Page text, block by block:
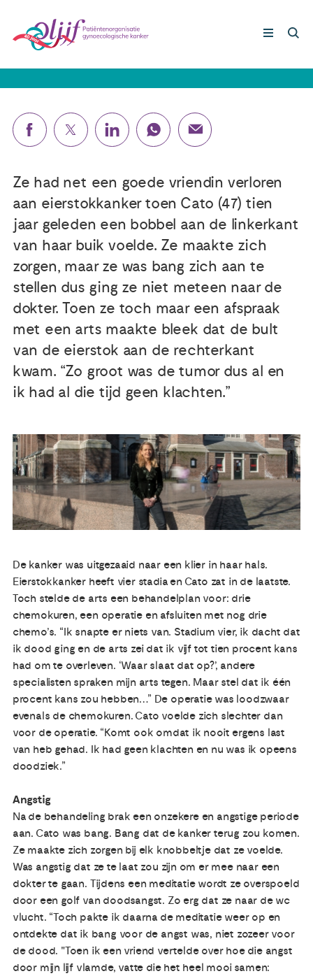
Nieuws
Agenda
Publicaties
Ervaringsdeskundigheid
Contact
Lotgenoten
Leven met/na kanker
Steun ons
Cato (47): ‘Eierstokkanker stadium
vier. Ik ga dus dood, dacht ik.’
Ze had net een goede vriendin verloren
aan eierstokkanker toen Cato (47) tien
jaar geleden een bobbel aan de linkerkant
van haar buik voelde. Ze maakte zich
zorgen, maar ze was bang zich aan te
stellen dus ging ze niet meteen naar de
dokter. Toen ze toch maar een afspraak
met een arts maakte bleek dat de bult
van de eierstok aan de rechterkant
kwam. “Zo groot was de tumor dus al en
ik had al die tijd geen klachten.”
De kanker was uitgezaaid naar een klier in haar hals.
Eierstokkanker heeft vier stadia en Cato zat in de laatste.
Toch stelde de arts een behandelplan voor: drie
chemokuren, een operatie en afsluiten met nog drie
chemo’s. “Ik snapte er niets van. Stadium vier, ik dacht dat
ik dood ging en de arts zei dat ik vijf tot tien procent kans
had om te overleven. ‘Waar slaat dat op?’, andere
specialisten spraken mijn arts tegen. Maar stel dat ik één
procent kans zou hebben…” De operatie was loodzwaar
evenals de chemokuren. Cato voelde zich slechter dan
voor de operatie. “Komt ook omdat ik nooit ergens last
van heb gehad. Ik had geen klachten en nu was ik opeens
doodziek.”
Angstig
Na de behandeling brak een onzekere en angstige periode
aan. Cato was bang. Bang dat de kanker terug zou komen.
Ze maakte zich zorgen bij elk knobbeltje dat ze voelde.
Was angstig dat ze te laat zou zijn om er mee naar een
dokter te gaan. Tijdens een meditatie wordt ze overspoeld
door een golf van doodsangst. Zo erg dat ze naar de wc
vlucht. “Toch pakte ik daarna de meditatie weer op en
ontdekte dat ik bang voor de angst was, niet zozeer voor
de dood. "Toen ik een vriend vertelde over hoe die angst
door mijn lijf vlamde, vatte die het heel mooi samen: